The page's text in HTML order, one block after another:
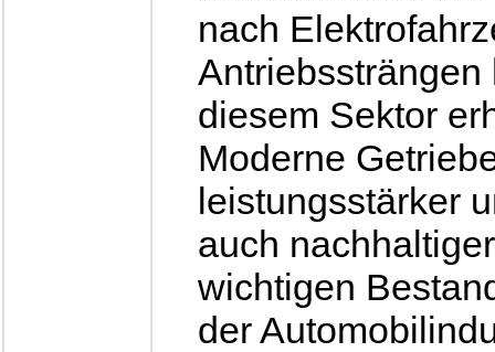
nach
diesem Sektor
Moderne
leistungsstärker
auch
wichtigen
der